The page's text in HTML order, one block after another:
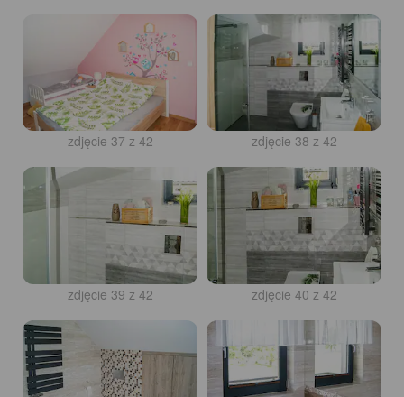
zdjęcie 37 z 42 zdjęcie 38 z 42
zdjęcie 39 z 42 zdjęcie 40 z 42